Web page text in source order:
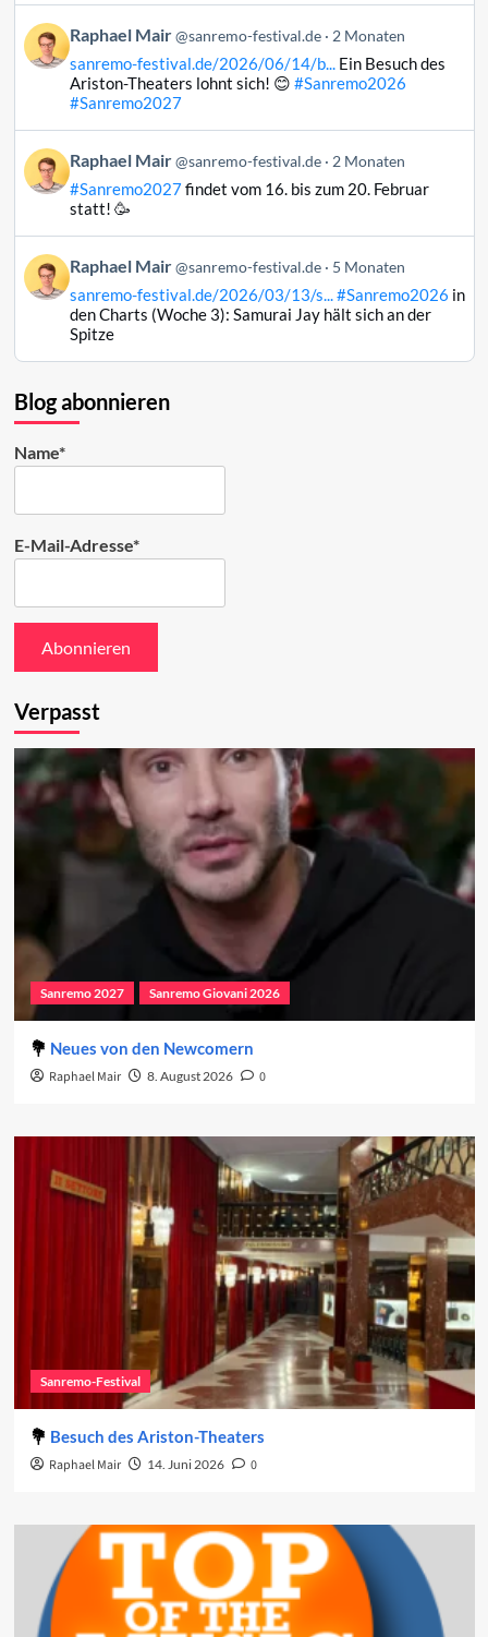
Bluesky
ansehen
Beitrag
von
Raphael
ansehen
Raphael Mair @sanremo-festival.de 2 Monaten
sanremo-festival.de/2026/06/14/b...Ein Besuch des
Ariston-Theaters lohnt sich! 😊 #Sanremo2026
#Sanremo2027
Beitrag
von
Raphael
Bluesky
ansehen
Raphael Mair @sanremo-festival.de 2 Monaten
#Sanremo2027findet vom 16. bis zum 20. Februar
statt! 🥳
Beitrag
von
Raphael
ansehen
Raphael Mair @sanremo-festival.de 5 Monaten
sanremo-festival.de/2026/03/13/s...#Sanremo2026 in
den Charts (Woche 3): Samurai Jay hält sich an der
Spitze
Blog abonnieren
Name*
E-Mail-Adresse*
Verpasst
Sanremo 2027 Sanremo Giovani 2026
Neues von den Newcomern
Raphael Mair 8. August 2026 0
Sanremo-Festival
Besuch des Ariston-Theaters
Raphael Mair 14. Juni 2026 0